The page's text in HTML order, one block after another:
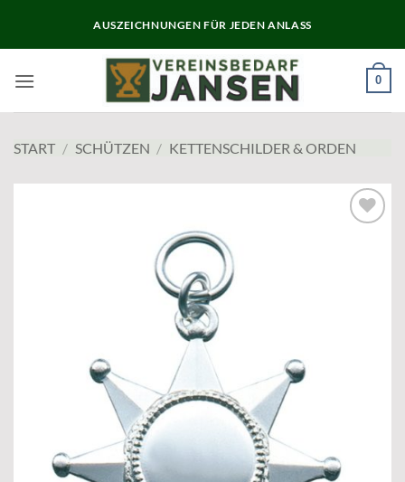
AUSZEICHNUNGEN FÜR JEDEN ANLASS
0
START / SCHÜTZEN / KETTENSCHILDER & ORDEN